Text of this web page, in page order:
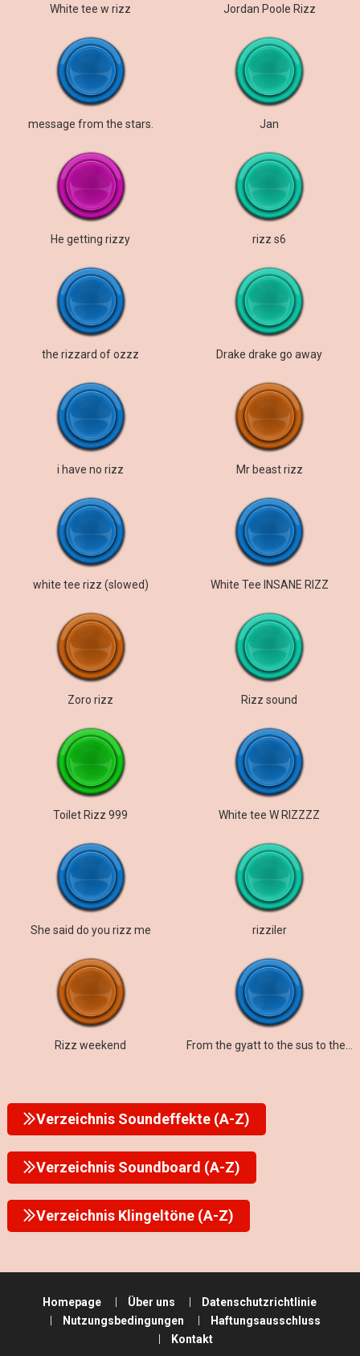
White tee w rizz Jordan Poole Rizz
message from the stars. Jan
He getting rizzy rizz s6
the rizzard of ozzz Drake drake go away
i have no rizz Mr beast rizz
white tee rizz (slowed) White Tee INSANE RIZZ
Zoro rizz Rizz sound
Toilet Rizz 999 White tee W RIZZZZ
She said do you rizz me rizziler
Rizz weekend
Verzeichnis Soundeffekte (A-Z)
Verzeichnis Soundboard (A-Z)
Verzeichnis Klingeltöne (A-Z)
Homepage Über uns
Datenschutzrichtlinie
Nutzungsbedingungen
Haftungsausschluss
Kontakt